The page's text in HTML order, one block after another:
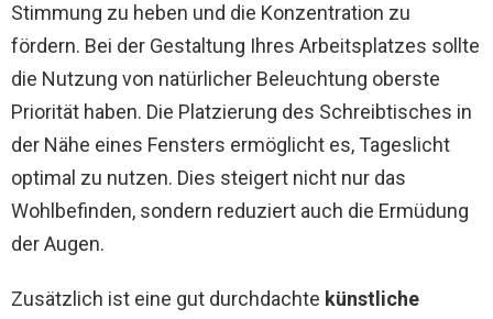
Stimmung zu heben und die Konzentration zu
fördern. Bei der Gestaltung Ihres Arbeitsplatzes sollte
die Nutzung von natürlicher Beleuchtung oberste
Priorität haben. Die Platzierung des Schreibtisches in
der Nähe eines Fensters ermöglicht es, Tageslicht
optimal zu nutzen. Dies steigert nicht nur das
Wohlbefinden, sondern reduziert auch die Ermüdung
der Augen.
Zusätzlich ist eine gut durchdachte künstliche